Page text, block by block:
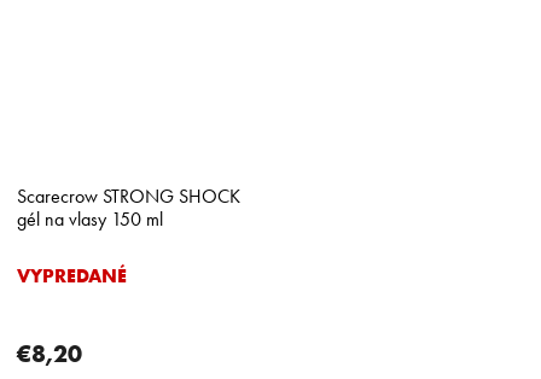
Scarecrow STRONG SHOCK
gél na vlasy 150 ml
VYPREDANÉ
€8,20